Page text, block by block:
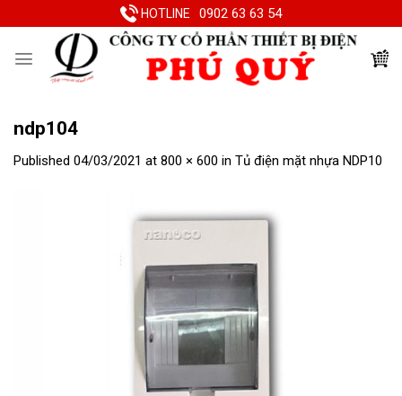
to
HOTLINE 0902 63 63 54
ndp104
Published 04/03/2021 at 800 × 600 in Tủ điện mặt nhựa NDP10